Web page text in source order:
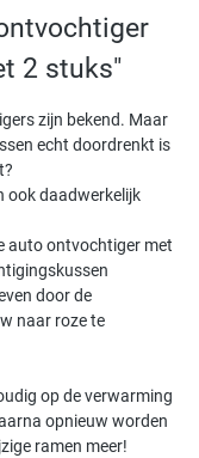
2 stuks"
zijn bekend. Maar
echt doordrenkt is
ook daadwerkelijk
auto ontvochtiger met
door de
naar roze te
op de verwarming
opnieuw worden
ramen meer!